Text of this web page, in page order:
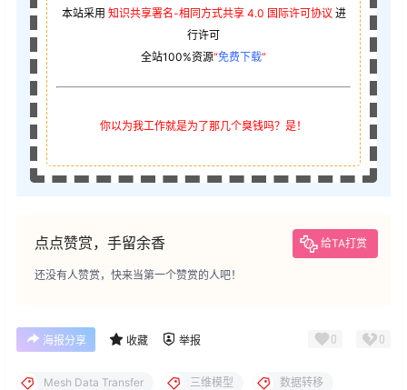
本站采用 知识共享署名-相同方式共享 4.0 国际许可协议 进
行许可
全站100%资源“免费下载”
你以为我工作就是为了那几个臭钱吗？是！
点点赞赏，手留余香 给TA打赏
还没有人赞赏，快来当第一个赞赏的人吧！
海报分享 收藏 举报 0 0
Mesh Data Transfer 三维模型 数据转移